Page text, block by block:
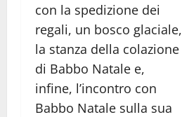
con la spedizione dei
regali, un bosco glaciale,
la stanza della colazione
di Babbo Natale e,
infine, l’incontro con
Babbo Natale sulla sua